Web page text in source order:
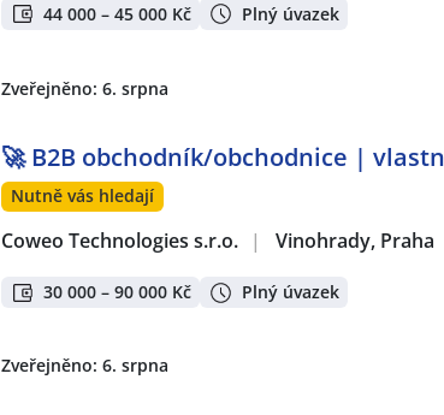
44 000 – 45 000 Kč Plný úvazek
Zveřejněno: 6. srpna
🚀 B2B obchodník/obchodnice |
Nutně vás hledají
Coweo Technologies s.r.o. | Vinohrady, Praha
30 000 – 90 000 Kč Plný úvazek
Zveřejněno: 6. srpna